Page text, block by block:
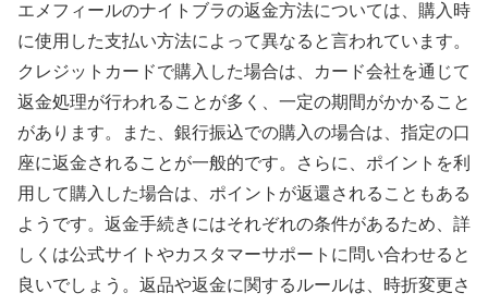
エメフィールのナイトブラの返金方法については、購入時
に使用した支払い方法によって異なると言われています。
クレジットカードで購入した場合は、カード会社を通じて
返金処理が行われることが多く、一定の期間がかかること
があります。また、銀行振込での購入の場合は、指定の口
座に返金されることが一般的です。さらに、ポイントを利
用して購入した場合は、ポイントが返還されることもある
ようです。返金手続きにはそれぞれの条件があるため、詳
しくは公式サイトやカスタマーサポートに問い合わせると
良いでしょう。返品や返金に関するルールは、時折変更さ